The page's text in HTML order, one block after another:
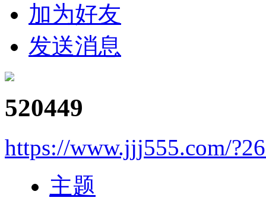
加为好友
发送消息
520449
https://www.jjj555.com/
主题